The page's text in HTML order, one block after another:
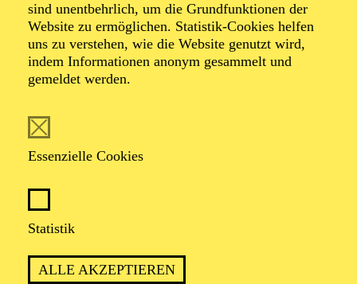
sind unentbehrlich, um die Grundfunktionen der
Website zu ermöglichen. Statistik-Cookies helfen
uns zu verstehen, wie die Website genutzt wird,
indem Informationen anonym gesammelt und
gemeldet werden.
Essenzielle Cookies
Statistik
ALLE AKZEPTIEREN
Foto: Martin Zlabinger
Michael Zlabinger
Mit seinem Debüt am Teatro Real Madrid im Mai 2018
Einstudierung von Bernd Alois Zimmermanns
Soldaten– zuvor bei den Salzburger Festspielen (2012),